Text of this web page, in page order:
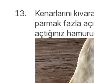
Kenarlarını
parmak fazla
açtığınız